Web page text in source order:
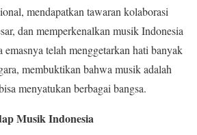
mendapatkan tawaran kolaborasi
dan memperkenalkan musik Indonesia
emasnya telah menggetarkan hati banyak
membuktikan bahwa musik adalah
menyatukan berbagai bangsa.
Musik Indonesia